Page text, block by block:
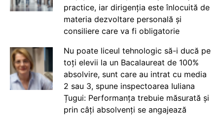
practice, iar dirigenția este înlocuită de
materia dezvoltare personală și
consiliere care va fi obligatorie
Nu poate liceul tehnologic să-i ducă pe
toți elevii la un Bacalaureat de 100%
absolvire, sunt care au intrat cu media
2 sau 3, spune inspectoarea Iuliana
Țugui: Performanța trebuie măsurată și
prin câți absolvenți se angajează